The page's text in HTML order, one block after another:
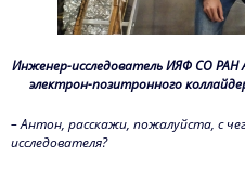
Инженер-исследователь ИЯФ СО
электрон-позитронного
– Антон, расскажи, пожалуйста, с
исследователя?